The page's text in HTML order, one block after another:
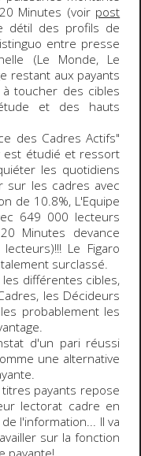
20 Minutes (voir post
détil des profils de
entre presse
(Le Monde, Le
restant aux payants
toucher des cibles
et des hauts
des Cadres Actifs"
est étudié et ressort
les quotidiens
sur les cadres avec
de 10.8%, L'Equipe
649 000 lecteurs
20 Minutes devance
lecteurs)!!! Le Figaro
surclassé.
différentes cibles,
les Décideurs
probablement les
d'un pari réussi
une alternative
payants repose
lectorat cadre en
de l'information... Il va
sur la fonction